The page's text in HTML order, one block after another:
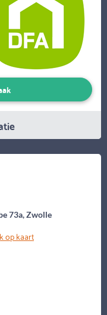
73a, Zwolle
op kaart